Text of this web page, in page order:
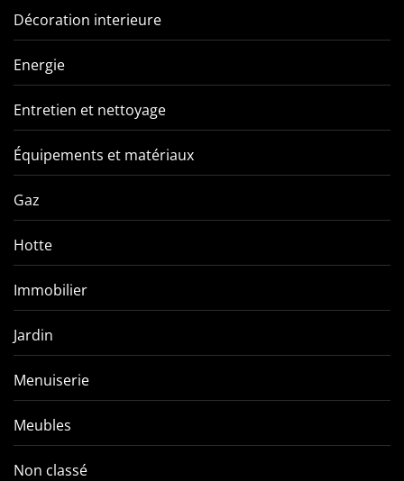
Décoration interieure
Energie
Entretien et nettoyage
Équipements et matériaux
Gaz
Hotte
Immobilier
Jardin
Menuiserie
Meubles
Non classé